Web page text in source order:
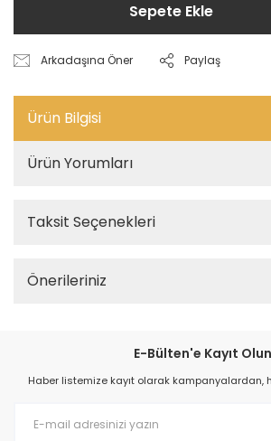
Sepete Ekle
Arkadaşına Öner Paylaş
Ürün Bilgisi
Ürün Yorumları
Taksit Seçenekleri
Önerileriniz
E-Bülten'e Kayıt Olun
Haber listemize kayıt olarak kampanyalardan,